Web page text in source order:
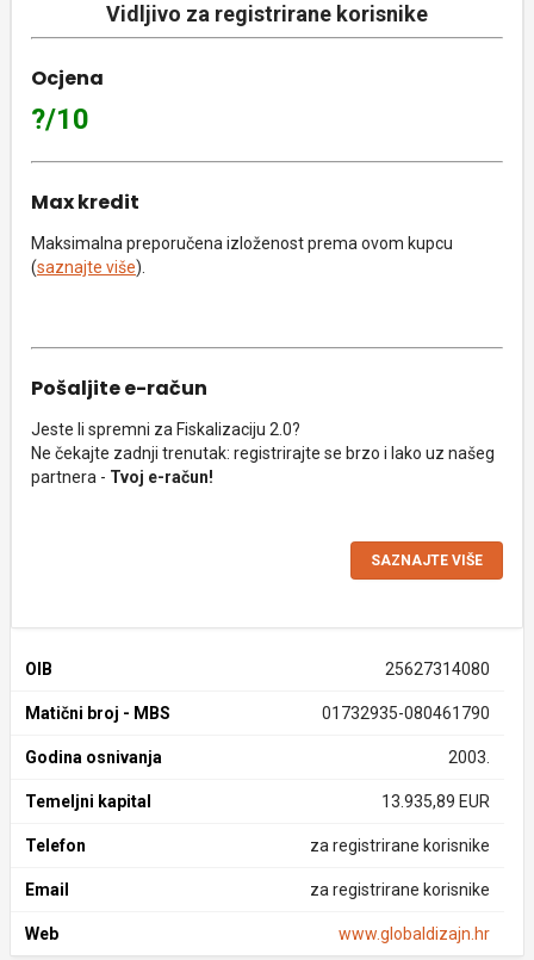
Vidljivo za registrirane korisnike
Ocjena
?/10
Max kredit
Maksimalna preporučena izloženost prema ovom kupcu
(saznajte više).
Pošaljite e-račun
Jeste li spremni za Fiskalizaciju 2.0?
Ne čekajte zadnji trenutak: registrirajte se brzo i lako uz našeg
partnera - Tvoj e-račun!
SAZNAJTE VIŠE
OIB 25627314080
Matični broj - MBS 01732935-080461790
Godina osnivanja 2003.
Temeljni kapital 13.935,89 EUR
Telefon za registrirane korisnike
Email za registrirane korisnike
Web www.globaldizajn.hr